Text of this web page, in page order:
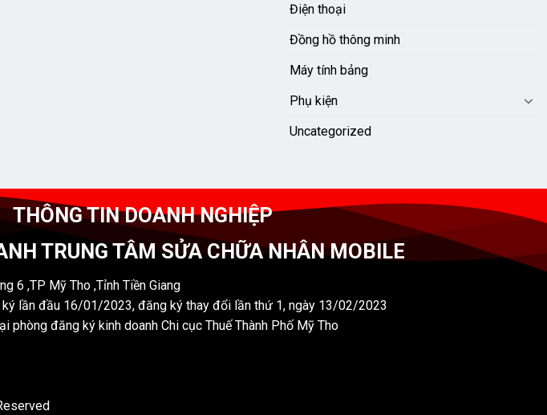
Điện thoại
Đồng hồ thông minh
Máy tính bảng
Phụ kiện
Uncategorized
THÔNG TIN DOANH NGHIỆP
TRUNG TÂM SỬA CHỮA NHÂN MOBILE
6 ,TP Mỹ Tho ,Tỉnh Tiền Giang
lần đầu 16/01/2023, đăng ký thay đổi lần thứ 1, ngày 13/02/2023
đăng ký kinh doanh Chi cục Thuế Thành Phố Mỹ Tho